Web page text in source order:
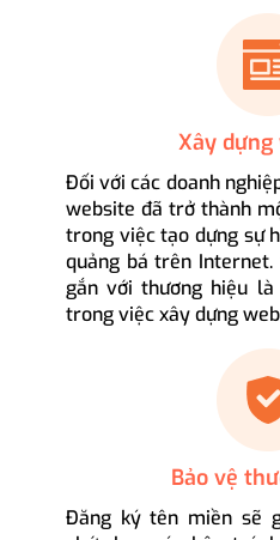
Xây
Đối với các doanh
website đã trở thành
trong việc tạo dựng sự
quảng bá trên
gắn với thương hiệu
trong việc xây dựng
Bảo vệ
Đăng ký tên miền sẽ